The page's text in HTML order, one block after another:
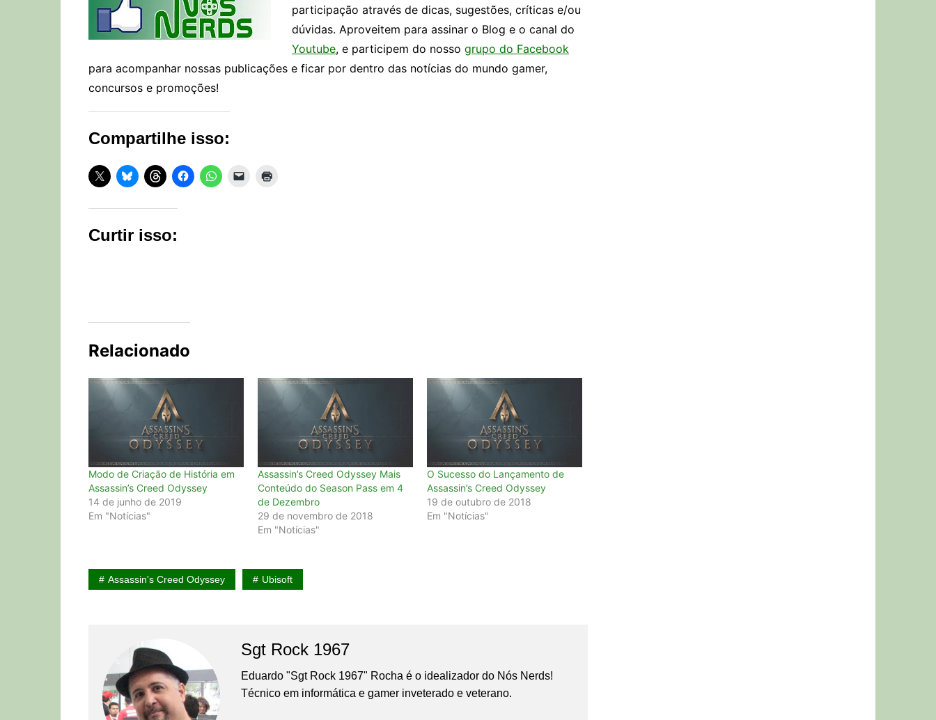
participação através de dicas, sugestões, críticas e/ou
dúvidas. Aproveitem para assinar o Blog e o canal do
Youtube, e participem do nosso grupo do Facebook
para acompanhar nossas publicações e ficar por dentro das notícias do mundo gamer,
concursos e promoções!
Compartilhe isso:
Curtir isso:
Relacionado
Modo de Criação de História em
Assassin’s Creed Odyssey
14 de junho de 2019
Em "Notícias"
Assassin’s Creed Odyssey Mais
Conteúdo do Season Pass em 4
de Dezembro
29 de novembro de 2018
Em "Notícias"
O Sucesso do Lançamento de
Assassin’s Creed Odyssey
19 de outubro de 2018
Em "Notícias"
Assassin's Creed Odyssey Ubisoft
Sgt Rock 1967
Eduardo "Sgt Rock 1967" Rocha é o idealizador do Nós Nerds!
Técnico em informática e gamer inveterado e veterano.